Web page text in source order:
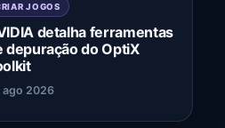
JOGOS
detalha ferramentas
depuração do OptiX
ago 2026